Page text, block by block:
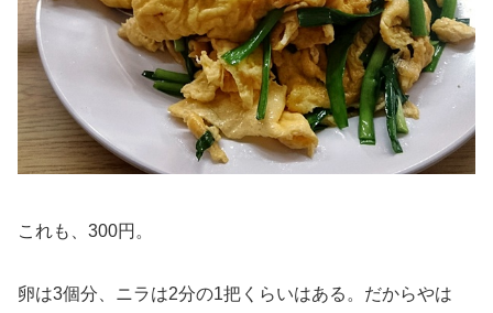
これも、300円。
卵は3個分、ニラは2分の1把くらいはある。だからやは